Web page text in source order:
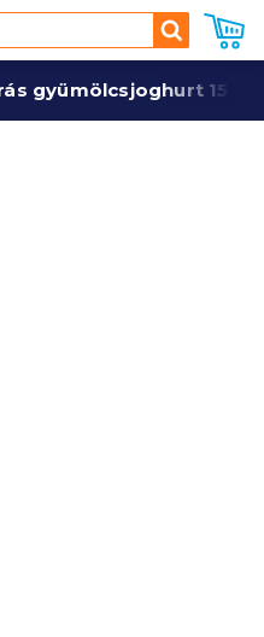
Keresés
gyümölcsjoghurt 150